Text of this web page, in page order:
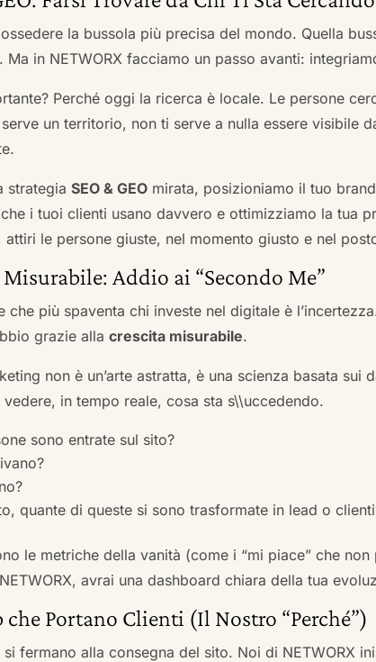
la bussola più precisa del mondo. Quella
. Ma in NETWORX facciamo un passo avanti:
Perché oggi la ricerca è locale. Le persone
serve un territorio, non ti serve a nulla essere visibile
strategiaSEO & GEO mirata, posizioniamo il tuo
i tuoi clienti usano davvero e ottimizziamo la tua
attiri le persone giuste, nel momento giusto e nel
Misurabile: Addio ai “Secondo Me”
che più spaventa chi investe nel digitale è
grazie allacrescita misurabile.
non è un’arte astratta, è una scienza basata
in tempo reale, cosa sta s\\uccedendo.
sono entrate sul sito?
quante di queste si sono trasformate in lead o
le metriche della vanità (come i “mi piace” che
avrai una dashboard chiara della tua
che Portano Clienti (Il Nostro “Perché”)
si fermano alla consegna del sito. Noi di NETWORX